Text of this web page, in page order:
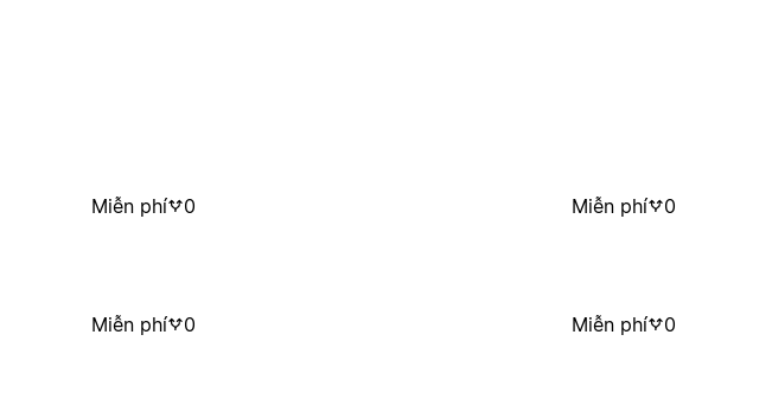
Miễn phí 0 Miễn phí 0
Miễn phí 0 Miễn phí 0